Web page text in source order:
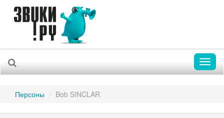
Персоны Bob SINCLAR